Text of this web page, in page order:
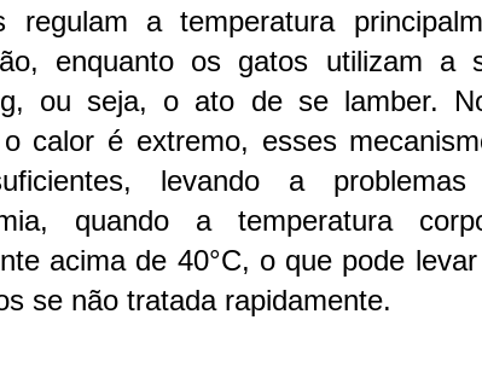
regulam a temperatura
enquanto os gatos utilizam a
ou seja, o ato de se lamber.
calor é extremo, esses
levando a
quando a temperatura
acima de 40°C, o que pode
se não tratada rapidamente.